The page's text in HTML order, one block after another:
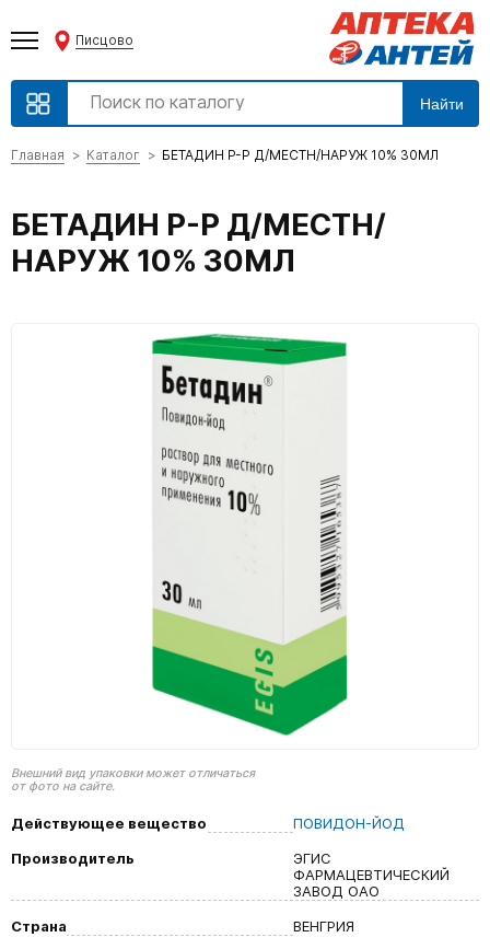
Писцово
Найти
Главная Каталог БЕТАДИН Р-Р Д/МЕСТН/НАРУЖ 10% 30МЛ
БЕТАДИН Р-Р Д/МЕСТН/
НАРУЖ 10% 30МЛ
Внешний вид упаковки может отличаться
от фото на сайте.
Действующее вещество
ПОВИДОН-ЙОД
Производитель
ЭГИС
ФАРМАЦЕВТИЧЕСКИЙ
ЗАВОД ОАО
Страна
ВЕНГРИЯ